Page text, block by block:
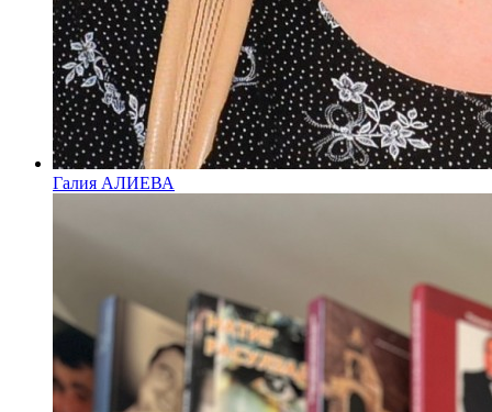
Галия АЛИЕВА